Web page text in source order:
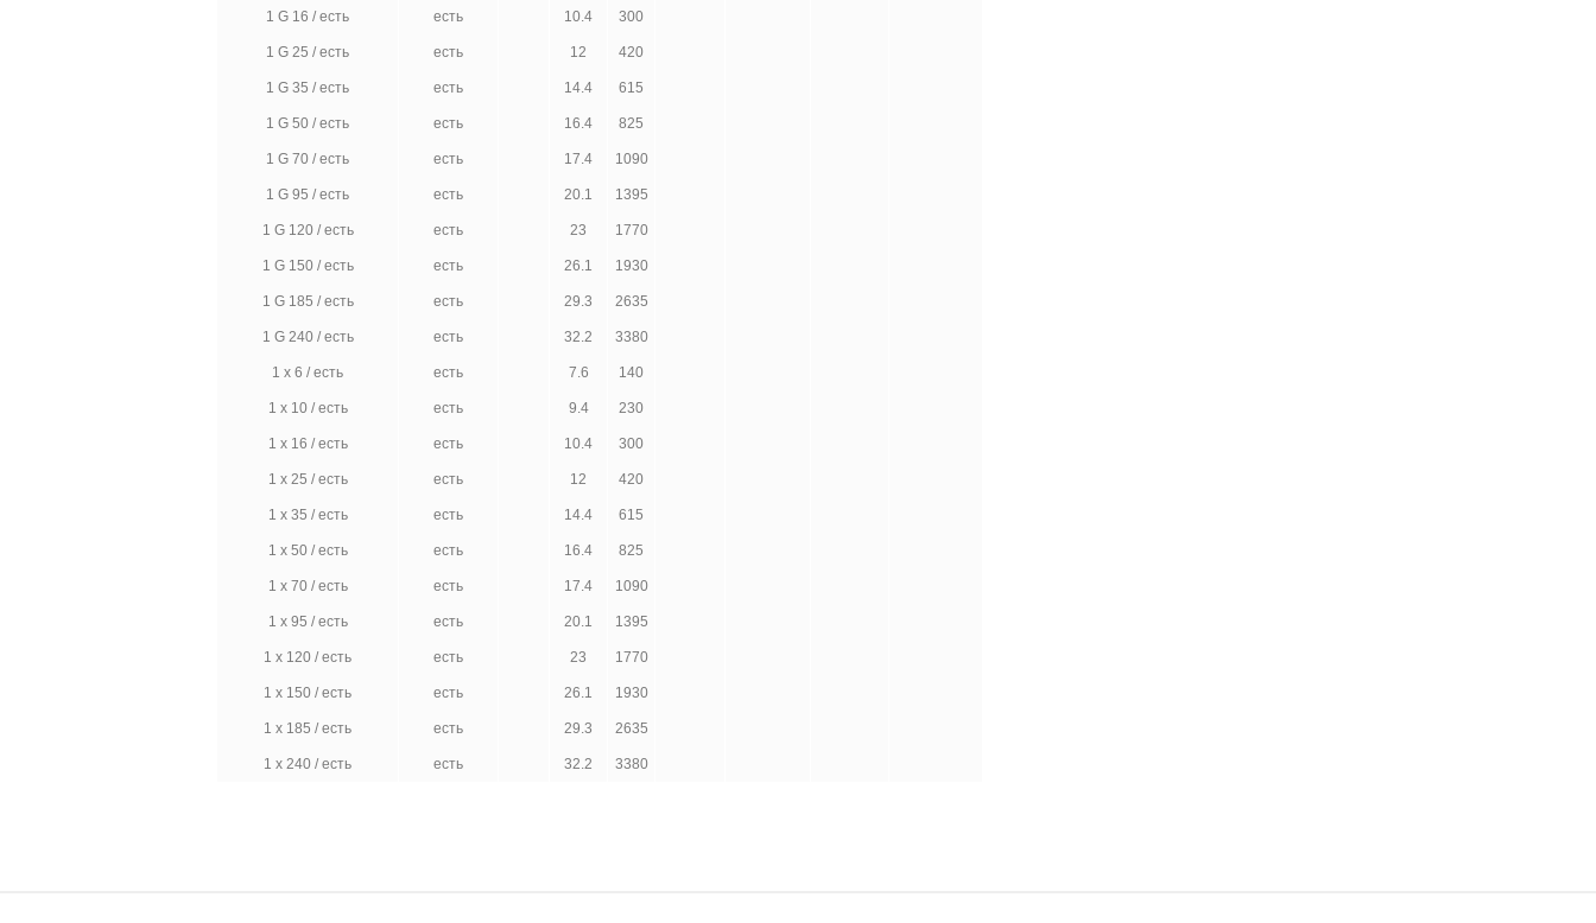
1 G 16 / есть есть 10.4 300
1 G 25 / есть есть 12 420
1 G 35 / есть есть 14.4 615
1 G 50 / есть есть 16.4 825
1 G 70 / есть есть 17.4 1090
1 G 95 / есть есть 20.1 1395
1 G 120 / есть есть 23 1770
1 G 150 / есть есть 26.1 1930
1 G 185 / есть есть 29.3 2635
1 G 240 / есть есть 32.2 3380
1 x 6 / есть есть 7.6 140
1 x 10 / есть есть 9.4 230
1 x 16 / есть есть 10.4 300
1 x 25 / есть есть 12 420
1 x 35 / есть есть 14.4 615
1 x 50 / есть есть 16.4 825
1 x 70 / есть есть 17.4 1090
1 x 95 / есть есть 20.1 1395
1 x 120 / есть есть 23 1770
1 x 150 / есть есть 26.1 1930
1 x 185 / есть есть 29.3 2635
1 x 240 / есть есть 32.2 3380